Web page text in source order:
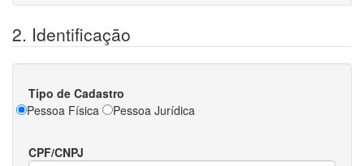
2. Identificação
Tipo de Cadastro
Pessoa Física
Pessoa Jurídica
CPF/CNPJ